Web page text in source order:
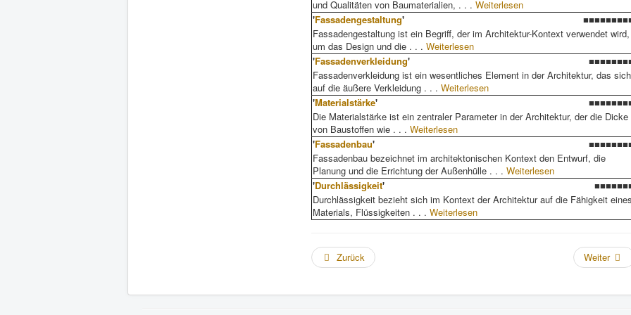
und Qualitäten von Baumaterialien, . . . Weiterlesen
'Fassadengestaltung'
Fassadengestaltung ist ein Begriff, der im Architektur-Kontext verwendet wird,
um das Design und die . . . Weiterlesen
'Fassadenverkleidung'
Fassadenverkleidung ist ein wesentliches Element in der Architektur, das sich
auf die äußere Verkleidung . . . Weiterlesen
'Materialstärke'
Die Materialstärke ist ein zentraler Parameter in der Architektur, der die Dicke
von Baustoffen wie . . . Weiterlesen
'Fassadenbau'
Fassadenbau bezeichnet im architektonischen Kontext den Entwurf, die
Planung und die Errichtung der Außenhülle . . . Weiterlesen
'Durchlässigkeit'
Durchlässigkeit bezieht sich im Kontext der Architektur auf die Fähigkeit eines
Materials, Flüssigkeiten . . . Weiterlesen
Zurück Weiter